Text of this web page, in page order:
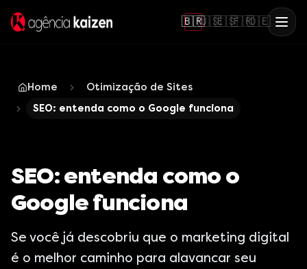
🇧🇷🇺🇸🇪🇸🇫🇷🇩🇪
Home
Otimização de Sites
SEO: entenda como o Google funciona
SEO: entenda como o
Google funciona
Se você já descobriu que o marketing digital
é o melhor caminho para alavancar seu